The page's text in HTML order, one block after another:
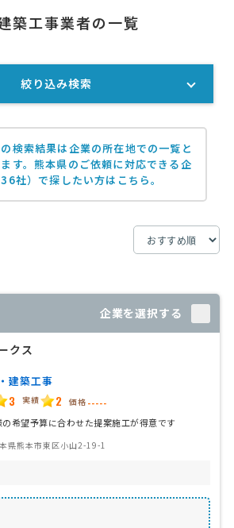
築工事業者の一覧
検索結果は企業の所在地での一覧と
す。熊本県のご依頼に対応できる企
社）で探したい方はこちら。
企業を選択する
クス
建築工事
3 実績 2 価格 -----
の希望予算に合わせた提案施工が得意です
県熊本市東区小山2-19-1
絞り込み検索